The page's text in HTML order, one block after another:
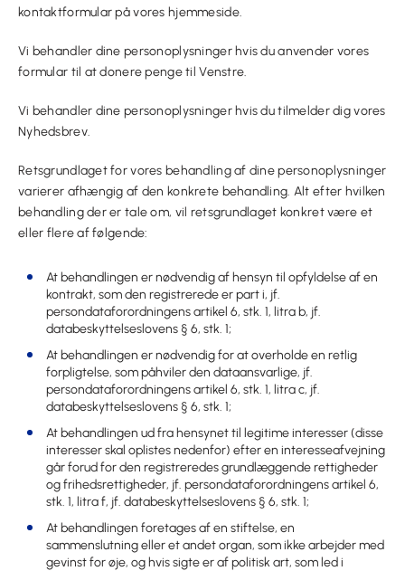
kontaktformular på vores hjemmeside.
Vi behandler dine personoplysninger hvis du anvender vores
formular til at donere penge til Venstre.
Vi behandler dine personoplysninger hvis du tilmelder dig vores
Nyhedsbrev.
Retsgrundlaget for vores behandling af dine personoplysninger
varierer afhængig af den konkrete behandling. Alt efter hvilken
behandling der er tale om, vil retsgrundlaget konkret være et
eller flere af følgende:
At behandlingen er nødvendig af hensyn til opfyldelse af en
kontrakt, som den registrerede er part i, jf.
persondataforordningens artikel 6, stk. 1, litra b, jf.
databeskyttelseslovens § 6, stk. 1;
At behandlingen er nødvendig for at overholde en retlig
forpligtelse, som påhviler den dataansvarlige, jf.
persondataforordningens artikel 6, stk. 1, litra c, jf.
databeskyttelseslovens § 6, stk. 1;
At behandlingen ud fra hensynet til legitime interesser (disse
interesser skal oplistes nedenfor) efter en interesseafvejning
går forud for den registreredes grundlæggende rettigheder
og frihedsrettigheder, jf. persondataforordningens artikel 6,
stk. 1, litra f, jf. databeskyttelseslovens § 6, stk. 1;
At behandlingen foretages af en stiftelse, en
sammenslutning eller et andet organ, som ikke arbejder med
gevinst for øje, og hvis sigte er af politisk art, som led i